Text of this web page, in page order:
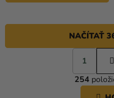
NAČÍTAŤ
t
1
254